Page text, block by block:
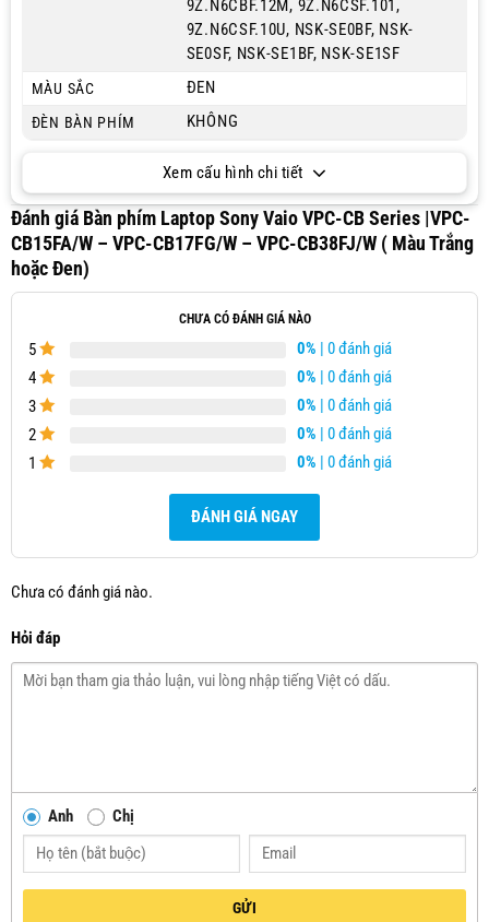
9Z.N6CBF.12M, 9Z.N6CSF.101,
9Z.N6CSF.10U, NSK-SE0BF, NSK-
SE0SF, NSK-SE1BF, NSK-SE1SF
MÀU SẮC ĐEN
ĐÈN BÀN PHÍM KHÔNG
Xem cấu hình chi tiết
Đánh giá Bàn phím Laptop Sony Vaio VPC-CB Series |VPC-
CB15FA/W – VPC-CB17FG/W – VPC-CB38FJ/W ( Màu Trắng
hoặc Đen)
CHƯA CÓ ĐÁNH GIÁ NÀO
5 0% | 0 đánh giá
4
0% | 0 đánh giá
3
0% | 0 đánh giá
2
0% | 0 đánh giá
1
0% | 0 đánh giá
ĐÁNH GIÁ NGAY
Chưa có đánh giá nào.
Hỏi đáp
Anh Chị
GỬI